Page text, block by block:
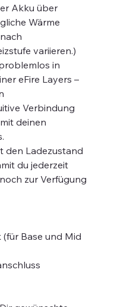
Akku über
Wärme
variieren.)
in
eFire Layers –
Verbindung
deinen
den Ladezustand
du jederzeit
zur Verfügung
(für Base und Mid